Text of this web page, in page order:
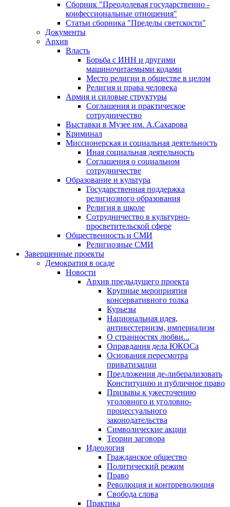
Сборник "Преодолевая государственно -
конфессиональные отношения"
Статьи сборника "Пределы светскости"
Документы
Архив
Власть
Борьба с ИНН и другими
машиночитаемыми кодами
Место религии в обществе в целом
Религия и права человека
Армия и силовые структуры
Соглашения и практическое
сотрудничество
Выставки в Музее им. А.Сахарова
Криминал
Миссионерская и социальная деятельность
Иная социальная деятельность
Соглашения о социальном
сотрудничестве
Образование и культура
Государственная поддержка
религиозного образования
Религия в школе
Сотрудничество в культурно-
просветительской сфере
Общественность и СМИ
Религиозные СМИ
Завершенные проекты
Демократия в осаде
Новости
Архив предыдущего проекта
Крупные мероприятия
консервативного толка
Курьезы
Национальная идея,
антивестернизм, империализм
О странностях любви...
Оправдания дела ЮКОСа
Основания пересмотра
приватизации
Предложения де-либерализовать
Конституцию и публичное право
Призывы к ужесточению
уголовного и уголовно-
процессуального
законодательства
Символические акции
Теории заговора
Идеология
Гражданское общество
Политический режим
Право
Революция и контрреволюция
Свобода слова
Практика